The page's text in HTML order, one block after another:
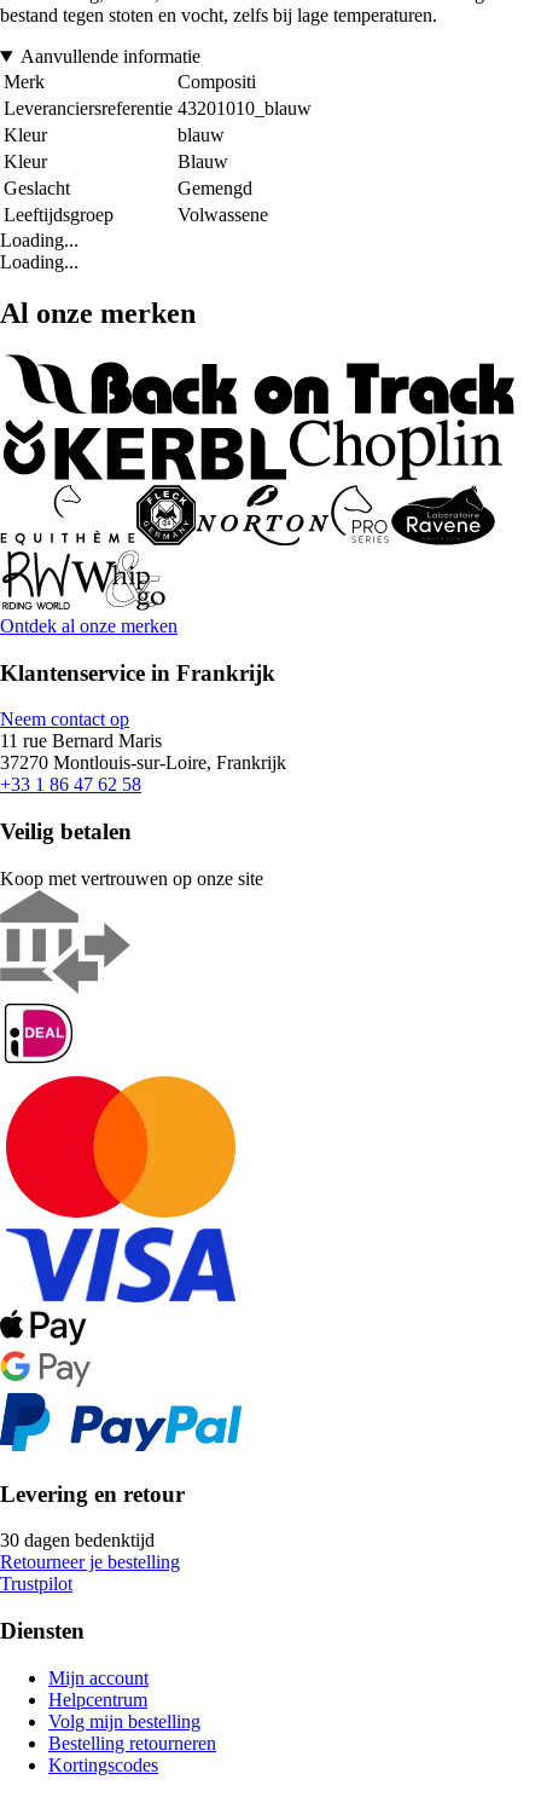
bestand tegen stoten en vocht, zelfs bij lage temperaturen.
Aanvullende informatie
Merk
Compositi
Leveranciersreferentie 43201010_blauw
Kleur
blauw
Kleur
Blauw
Geslacht
Gemengd
Leeftijdsgroep
Volwassene
Loading...
Loading...
Al onze merken
Ontdek al onze merken
Klantenservice in Frankrijk
Neem contact op
11 rue Bernard Maris
37270 Montlouis-sur-Loire, Frankrijk
+33 1 86 47 62 58
Veilig betalen
Koop met vertrouwen op onze site
Levering en retour
30 dagen bedenktijd
Retourneer je bestelling
Trustpilot
Diensten
Mijn account
Helpcentrum
Volg mijn bestelling
Bestelling retourneren
Kortingscodes